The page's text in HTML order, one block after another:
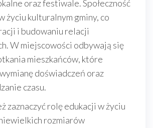
oraz festiwale. Społeczność
życiu kulturalnym gminy, co
i budowaniu relacji
W miejscowości odbywają się
mieszkańców, które
doświadczeń oraz
czasu.
zaznaczyć rolę edukacji w życiu
rozmiarów